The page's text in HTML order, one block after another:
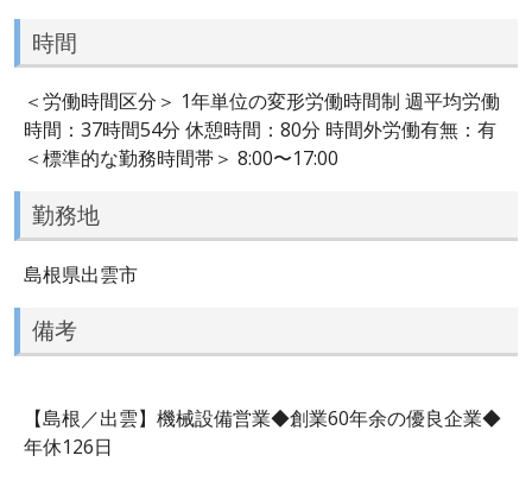
時間
＜労働時間区分＞ 1年単位の変形労働時間制 週平均労働
時間：37時間54分 休憩時間：80分 時間外労働有無：有
＜標準的な勤務時間帯＞ 8:00〜17:00
勤務地
島根県出雲市
備考
【島根／出雲】機械設備営業◆創業60年余の優良企業◆
年休126日